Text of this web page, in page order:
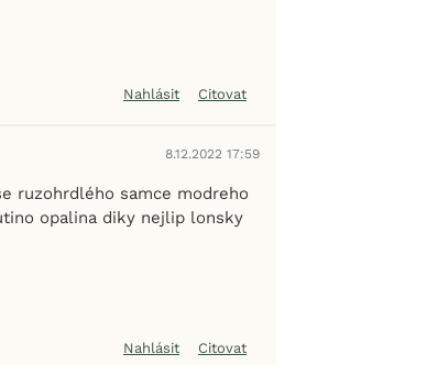
Nahlásit Citovat
8.12.2022 17:59
ruzohrdlého samce modreho
opalina diky nejlip lonsky
Nahlásit Citovat